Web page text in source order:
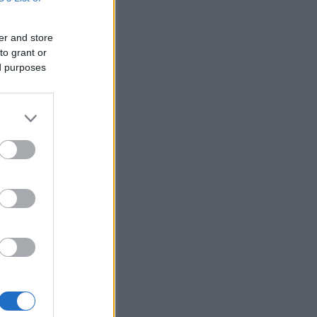
and store
grant or
purposes